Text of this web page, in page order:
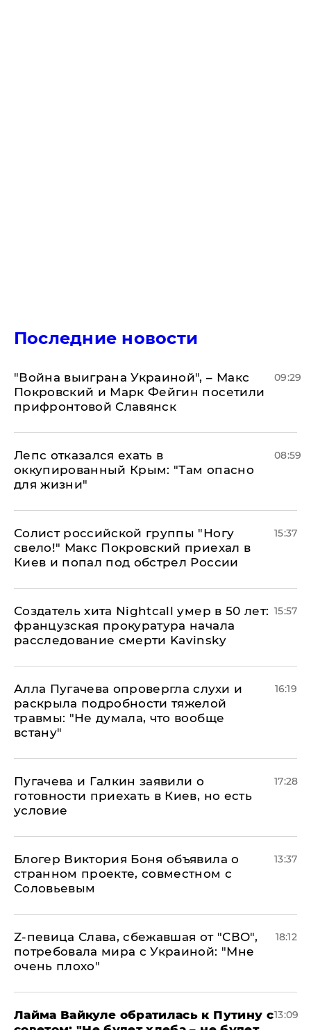
Последние новости
"Война выиграна Украиной", – Макс
Покровский и Марк Фейгин посетили
прифронтовой Славянск
09:29
Лепс отказался ехать в
оккупированный Крым: "Там опасно
для жизни"
08:59
Солист российской группы "Ногу
свело!" Макс Покровский приехал в
Киев и попал под обстрел России
15:37
Создатель хита Nightcall умер в 50 лет:
французская прокуратура начала
расследование смерти Kavinsky
15:57
Алла Пугачева опровергла слухи и
раскрыла подробности тяжелой
травмы: "Не думала, что вообще
встану"
16:19
Пугачева и Галкин заявили о
готовности приехать в Киев, но есть
условие
17:28
Блогер Виктория Боня объявила о
странном проекте, совместном с
Соловьевым
13:37
Z-певица Слава, сбежавшая от "СВО",
потребовала мира с Украиной: "Мне
очень плохо"
18:12
Лайма Вайкуле обратилась к Путину с13:09